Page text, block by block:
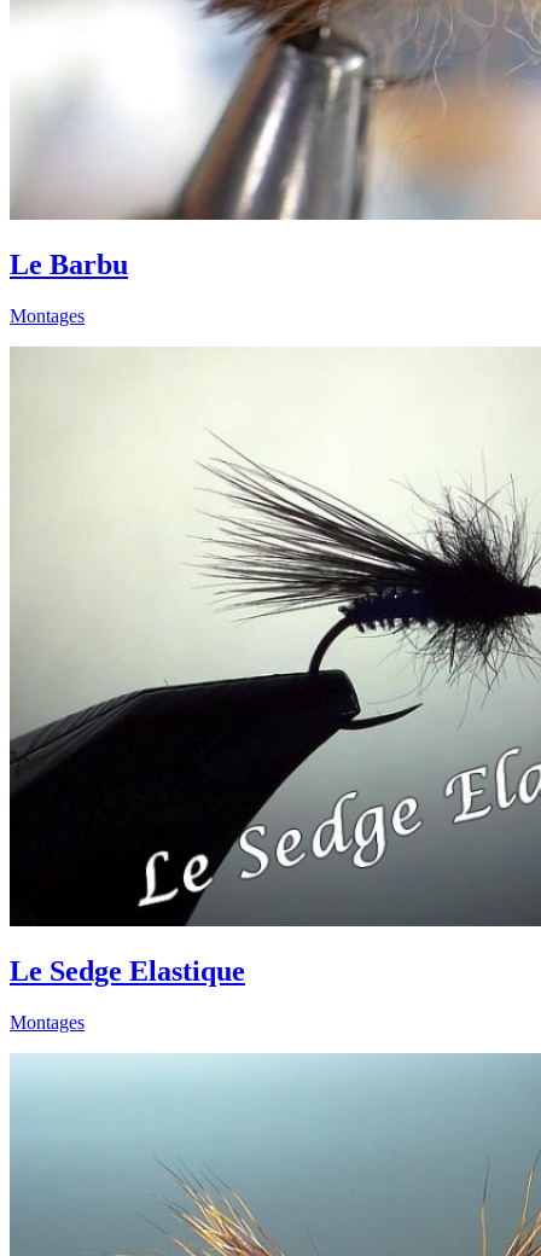
Le Barbu
Montages
Le Sedge Elastique
Montages